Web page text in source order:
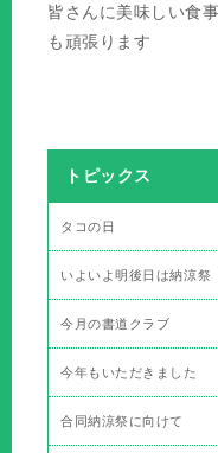
皆さんに美味しい食
も頑張ります
トピックス
タコの日
いよいよ明後日は納涼祭
今月の書道クラブ
今年もいただきました
合同納涼祭に向けて